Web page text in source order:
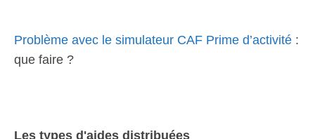
Problème avec le simulateur CAF Prime d’activité :
que faire ?
Les types d'aides distribuées